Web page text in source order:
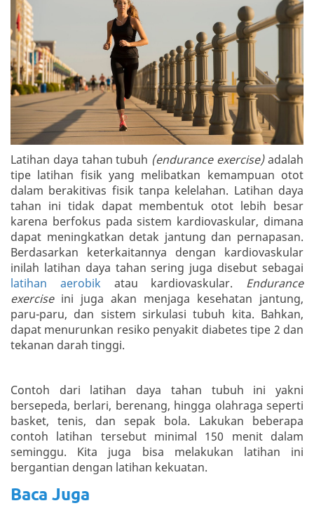
Latihan daya tahan tubuh (endurance exercise)adalah
tipe latihan fisik yang melibatkan kemampuan otot
dalam berakitivas fisik tanpa kelelahan. Latihan daya
tahan ini tidak dapat membentuk otot lebih besar
karena berfokus pada sistem kardiovaskular, dimana
dapat meningkatkan detak jantung dan pernapasan.
Berdasarkan keterkaitannya dengan kardiovaskular
inilah latihan daya tahan sering juga disebut sebagai
latihan aerobik atau kardiovaskular. Endurance
exerciseini juga akan menjaga kesehatan jantung,
paru-paru, dan sistem sirkulasi tubuh kita. Bahkan,
dapat menurunkan resiko penyakit diabetes tipe 2 dan
tekanan darah tinggi.
Contoh dari latihan daya tahan tubuh ini yakni
bersepeda, berlari, berenang, hingga olahraga seperti
basket, tenis, dan sepak bola. Lakukan beberapa
contoh latihan tersebut minimal 150 menit dalam
seminggu. Kita juga bisa melakukan latihan ini
bergantian dengan latihan kekuatan.
Baca Juga